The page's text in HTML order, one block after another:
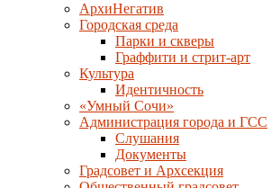
АрхиНегатив
Городская среда
Парки и скверы
Граффити и стрит-арт
Культура
Идентичность
«Умный Сочи»
Администрация города и ГСС
Слушания
Документы
Градсовет и Архсекция